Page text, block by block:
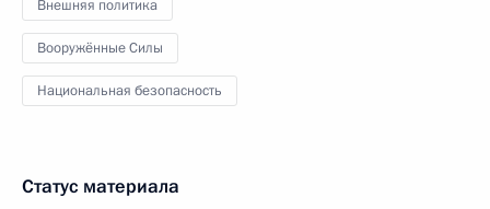
Внешняя политика
Вооружённые Силы
Национальная безопасность
Статус материала